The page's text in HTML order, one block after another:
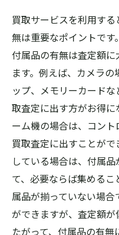
買取サービスを利用す
無は重要なポイントです
付属品の有無は査定額
ます。例えば、カメラ
ップ、メモリーカード
取査定に出す方がお得
ーム機の場合は、コント
買取査定に出すことが
している場合は、付属
て、必要ならば集める
属品が揃っていない場
ができますが、査定額
たがって、付属品の有